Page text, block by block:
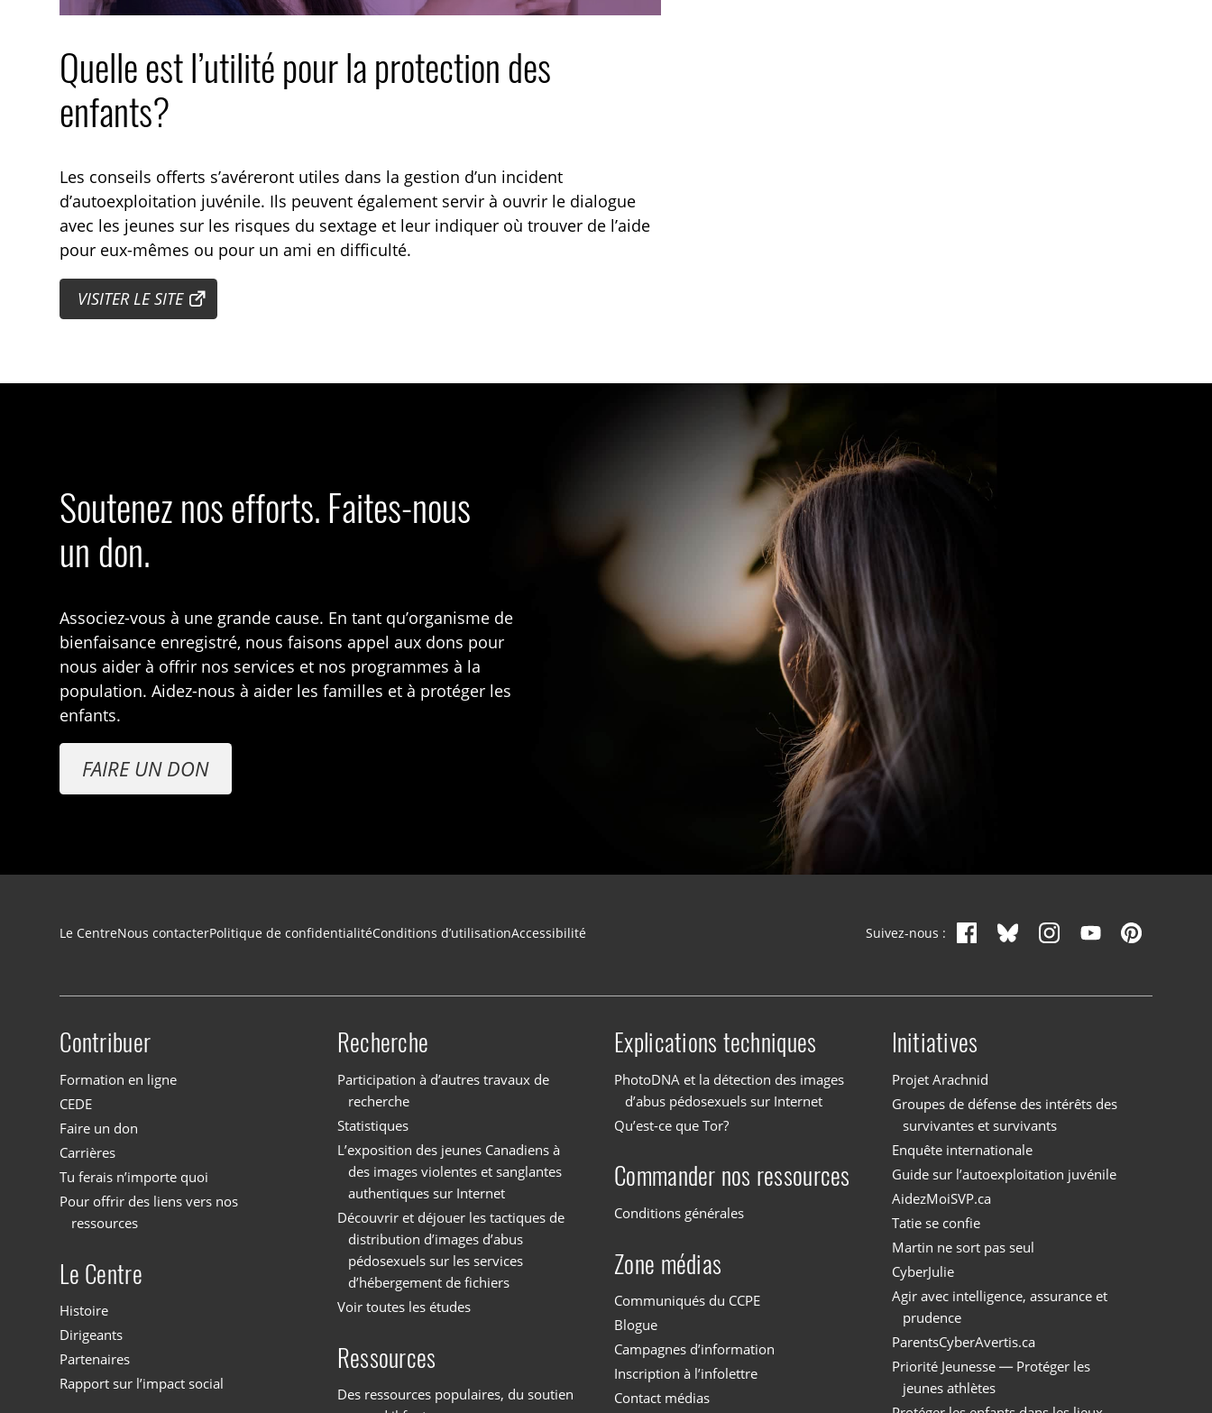
Quelle est l’utilité pour la protection des
enfants?
Les conseils offerts s’avéreront utiles dans la gestion d’un incident
d’autoexploitation juvénile. Ils peuvent également servir à ouvrir le dialogue
avec les jeunes sur les risques du sextage et leur indiquer où trouver de l’aide
pour eux-mêmes ou pour un ami en difficulté.
VISITER LE SITE
Soutenez nos efforts. Faites-nous
un don.
Associez-vous à une grande cause. En tant qu’organisme de
bienfaisance enregistré, nous faisons appel aux dons pour
nous aider à offrir nos services et nos programmes à la
population. Aidez-nous à aider les familles et à protéger les
enfants.
FAIRE UN DON
Navigation du pied de page
Le CentreNous contacterPolitique de confidentialitéConditions d’utilisationAccessibilité Suivez-nous :
Site menu
Contribuer
Formation en ligne
CEDE
Faire un don
Carrières
Tu ferais n’importe quoi
Pour offrir des liens vers nos
ressources
Le Centre
Histoire
Dirigeants
Partenaires
Rapport sur l’impact social
Recherche
Participation à d’autres travaux de
recherche
Statistiques
L’exposition des jeunes Canadiens à
des images violentes et sanglantes
authentiques sur Internet
Découvrir et déjouer les tactiques de
distribution d’images d’abus
pédosexuels sur les services
d’hébergement de fichiers
Voir toutes les études
Ressources
Des ressources populaires, du soutien
Explications techniques
PhotoDNA et la détection des images
d’abus pédosexuels sur Internet
Qu’est-ce que Tor?
Commander nos ressources
Conditions générales
Zone médias
Communiqués du CCPE
Blogue
Campagnes d’information
Inscription à l’infolettre
Contact médias
Initiatives
Projet Arachnid
Groupes de défense des intérêts des
survivantes et survivants
Enquête internationale
Guide sur l’autoexploitation juvénile
AidezMoiSVP.ca
Tatie se confie
Martin ne sort pas seul
CyberJulie
Agir avec intelligence, assurance et
prudence
ParentsCyberAvertis.ca
Priorité Jeunesse — Protéger les
jeunes athlètes